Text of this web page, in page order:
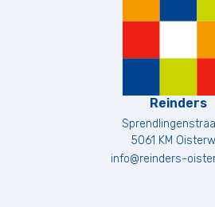
Reinders
5061 KM
info@reinders-